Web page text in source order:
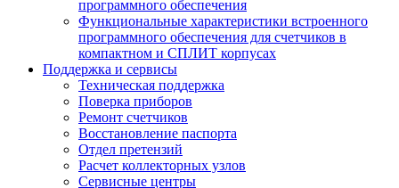
программного обеспечения
Функциональные характеристики встроенного
программного обеспечения для счетчиков в
компактном и СПЛИТ корпусах
Поддержка и сервисы
Техническая поддержка
Поверка приборов
Ремонт счетчиков
Восстановление паспорта
Отдел претензий
Расчет коллекторных узлов
Сервисные центры